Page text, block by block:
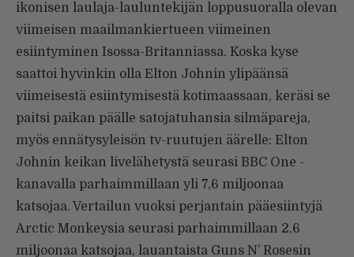
ikonisen laulaja-lauluntekijän loppusuoralla olevan
viimeisen maailmankiertueen viimeinen
esiintyminen Isossa-Britanniassa. Koska kyse
saattoi hyvinkin olla Elton Johnin ylipäänsä
viimeisestä esiintymisestä kotimaassaan, keräsi se
paitsi paikan päälle satojatuhansia silmäpareja,
myös ennätysyleisön tv-ruutujen äärelle: Elton
Johnin keikan livelähetystä seurasi BBC One -
kanavalla parhaimmillaan yli 7,6 miljoonaa
katsojaa. Vertailun vuoksi perjantain pääesiintyjä
Arctic Monkeysia seurasi parhaimmillaan 2,6
miljoonaa katsojaa, lauantaista Guns N’ Rosesin